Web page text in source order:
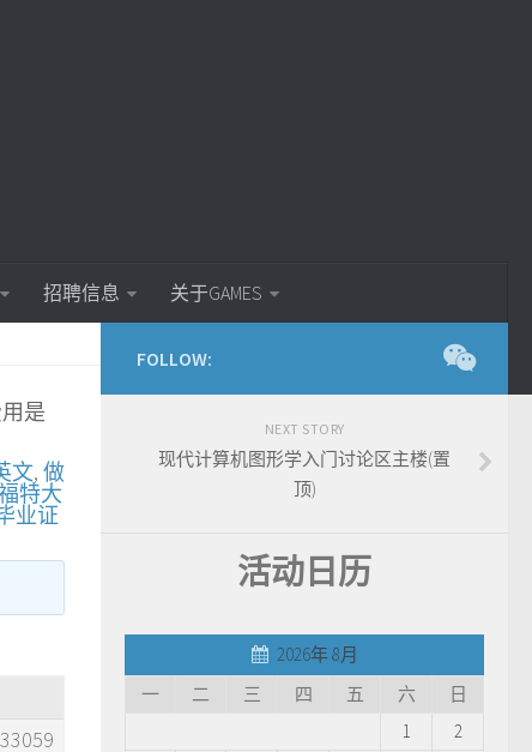
招聘信息 关于GAMES
是
文, 做
特大
业证
FOLLOW:
NEXT STORY
现代计算机图形学入门讨论区主楼(置
顶)
活动日历
2026年 8月
一
二 三 四 五 六
日
1
2